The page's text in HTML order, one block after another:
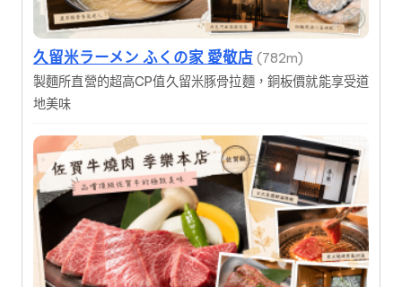
久留米ラーメン ふくの家 愛敬店 (782m)
製麵所直營的超高CP值久留米豚骨拉麵，銅板價就能享受道
地美味